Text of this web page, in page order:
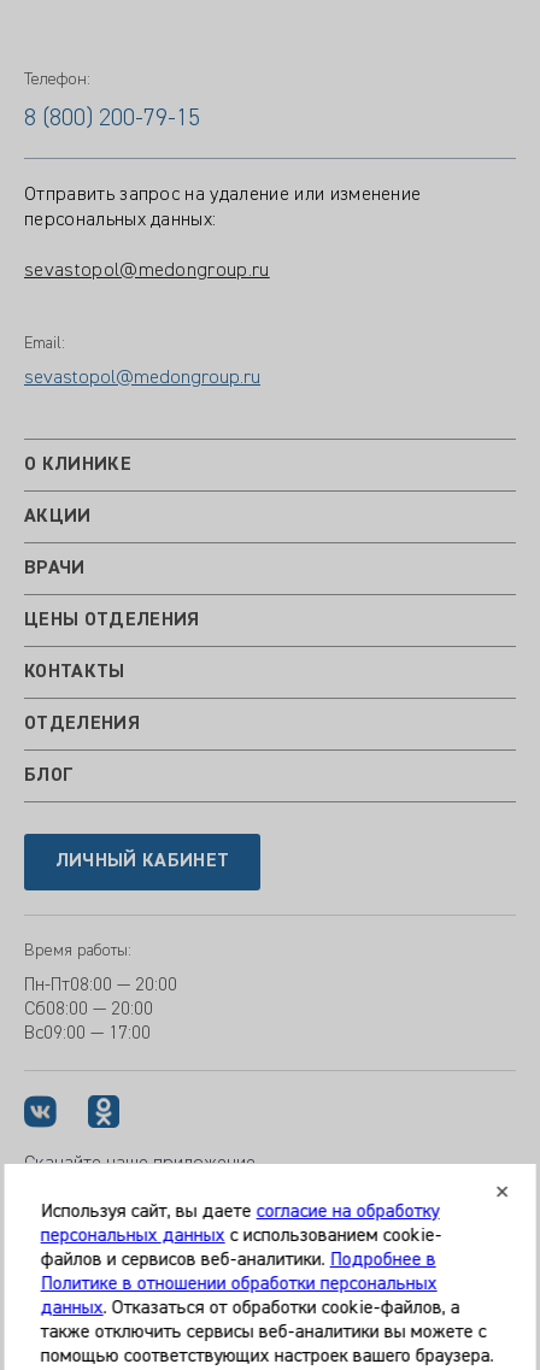
Телефон:
8 (800) 200-79-15
Отправить запрос на удаление или изменение
персональных данных:
sevastopol@medongroup.ru
Email:
sevastopol@medongroup.ru
О КЛИНИКЕ
АКЦИИ
ВРАЧИ
ЦЕНЫ ОТДЕЛЕНИЯ
КОНТАКТЫ
ОТДЕЛЕНИЯ
БЛОГ
ЛИЧНЫЙ КАБИНЕТ
Время работы:
Пн-Пт08:00 — 20:00
Сб08:00 — 20:00
Вс09:00 — 17:00
Скачайте наше приложение
© 2026 Клиника «МЕДИКАЛ ОН ГРУП»
Все права защищены
Информация, представленная на сайте, является
Используя сайт, вы даете согласие на обработку
персональных данныхс использованием cookie-
файлов и сервисов веб-аналитики. Подробнее в
Политике в отношении обработки персональных
данных. Отказаться от обработки cookie-файлов, а
также отключить сервисы веб-аналитики вы можете с
помощью соответствующих настроек вашего браузера.